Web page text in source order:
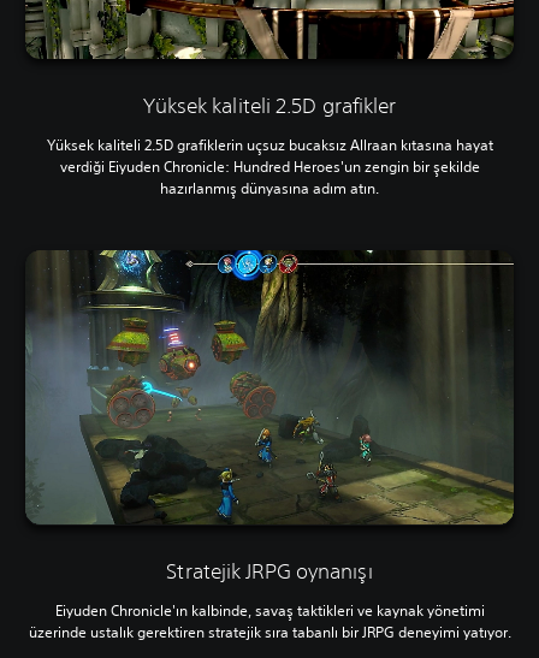
Yüksek kaliteli 2.5D grafikler
Yüksek kaliteli 2.5D grafiklerin uçsuz bucaksız Allraan kıtasına hayat
verdiği Eiyuden Chronicle: Hundred Heroes'un zengin bir şekilde
hazırlanmış dünyasına adım atın.
Stratejik JRPG oynanışı
Eiyuden Chronicle'ın kalbinde, savaş taktikleri ve kaynak yönetimi
üzerinde ustalık gerektiren stratejik sıra tabanlı bir JRPG deneyimi yatıyor.